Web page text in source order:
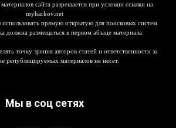
сайта разрешается при условии ссылки на
myharkov.net
прямую открытую для поисковых систем
должна размещаться в первом абзаце материала.
точку зрения авторов статей и ответственности за
републицируемых материалов не несет.
Мы в соц сетях